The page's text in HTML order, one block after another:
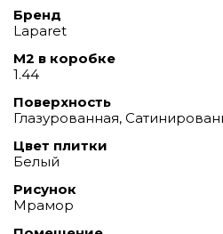
Бренд
Laparet
М2 в коробке
1.44
Поверхность
Глазурованная,
Цвет плитки
Белый
Рисунок
Мрамор